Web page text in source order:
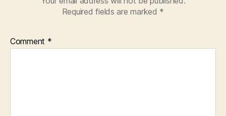
Required fields are marked *
Comment *